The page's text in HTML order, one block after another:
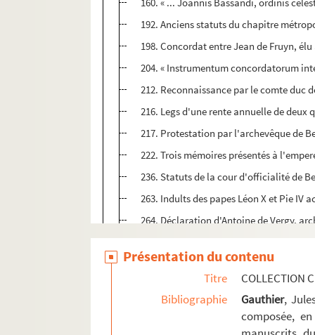
192. Anciens statuts du chapitre
198. Concordat entre Jean de Fruyn,
204. « Instrumentum concordatorum
212. Reconnaissance par le comte duc
216. Legs d'une rente annuelle de
217. Protestation par l'archevêque de
222. Trois mémoires présentés à
236. Statuts de la cour d'officialité de
263. Indults des papes Léon X et Pie
264. Déclaration d'Antoine de Vergy,
282. Statuts de la cour d'officialité de
307. Diplôme de l'empereur Charles-
Ms Chiflet 11. « Généalogie et postérité
Présentation du contenu
Titre
COLLECTION
Bibliographie
Gauthier,
composée,